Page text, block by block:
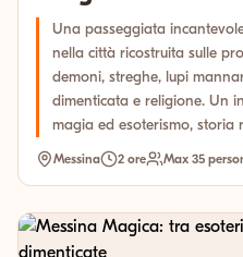
Una passeggiata
nella città ricostruita sulle
demoni, streghe, lupi
dimenticata e religione. Un
magia ed esoterismo, storia
Messina 2 ore Max 35